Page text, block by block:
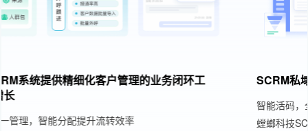
SCRM私域运营系统，赋能企业私域运营、私域变现
螳螂科技SCRM私域直播课，满足企业运营、互动、转化多场景